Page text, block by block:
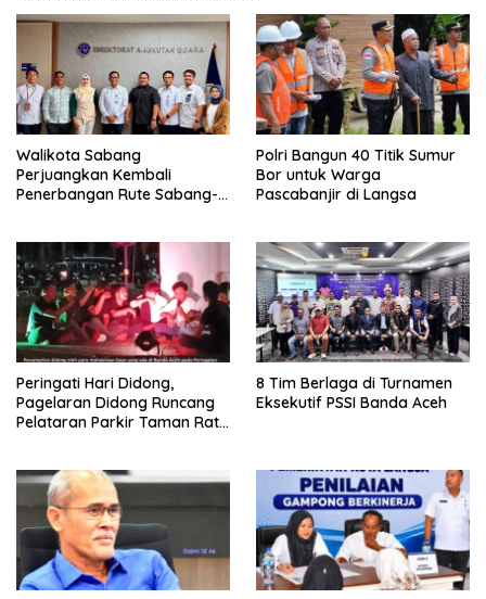
Walikota Sabang
Perjuangkan Kembali
Penerbangan Rute Sabang-
Polri Bangun 40 Titik Sumur
Bor untuk Warga
Pascabanjir di Langsa
Peringati Hari Didong,
Pagelaran Didong Runcang
Pelataran Parkir Taman Ratu
8 Tim Berlaga di Turnamen
Eksekutif PSSI Banda Aceh